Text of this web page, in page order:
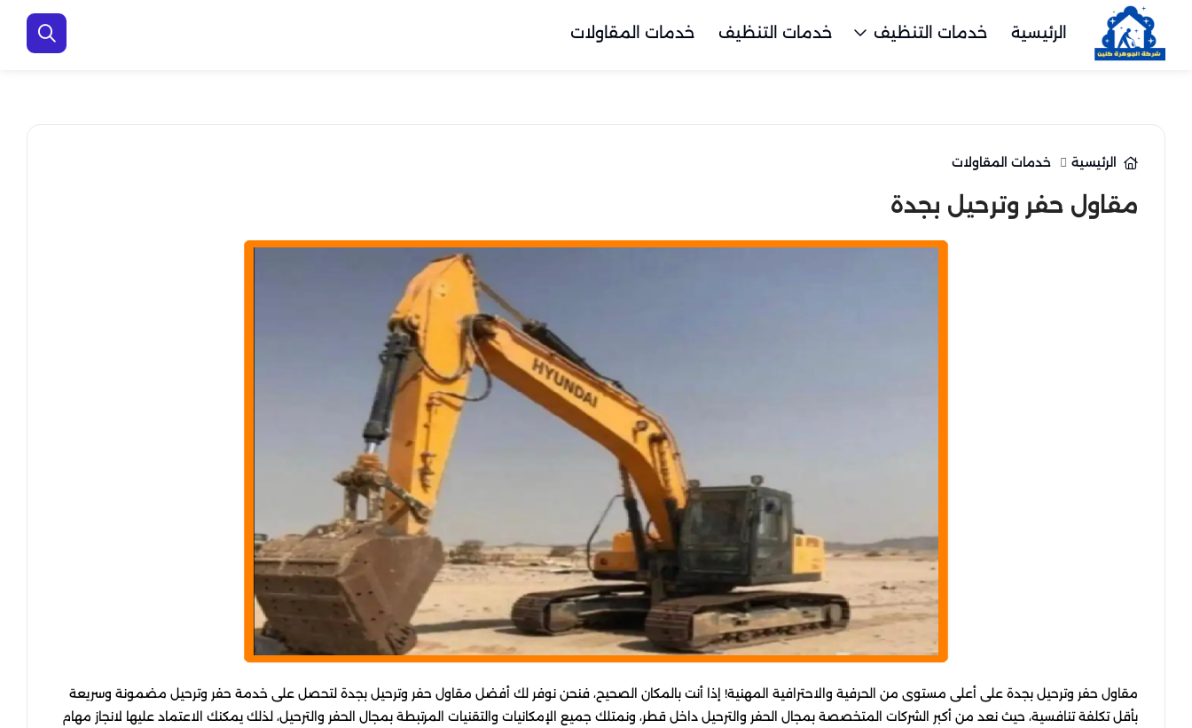
الرئيسية خدمات التنظيف خدمات التنظيف خدمات المقاولات
الرئيسية خدمات المقاولات
مقاول حفر وترحيل بجدة
مقاول حفر وترحيل بجدة على أعلى مستوى من الحرفية والاحترافية المهنية! إذا أنت بالمكان الصحيح، فنحن نوفر لك أفضل مقاول حفر وترحيل بجدة لتحصل على خدمة حفر وترحيل مضمونة وسريعة
بأقل تكلفة تنافسية، حيث نعد من أكبر الشركات المتخصصة بمجال الحفر والترحيل داخل قطر، ونمتلك جميع الإمكانيات والتقنيات المرتبطة بمجال الحفر والترحيل، لذلك يمكنك الاعتماد عليها لانجاز مهام